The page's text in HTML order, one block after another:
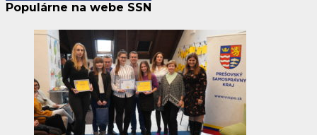
Populárne na webe SSN